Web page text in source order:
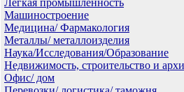
Легкая промышленность
Машиностроение
Медицина/ Фармакология
Металлы/ металлоизделия
Наука/Исследования/Образование
Недвижимость, строительство и
Офис/ дом